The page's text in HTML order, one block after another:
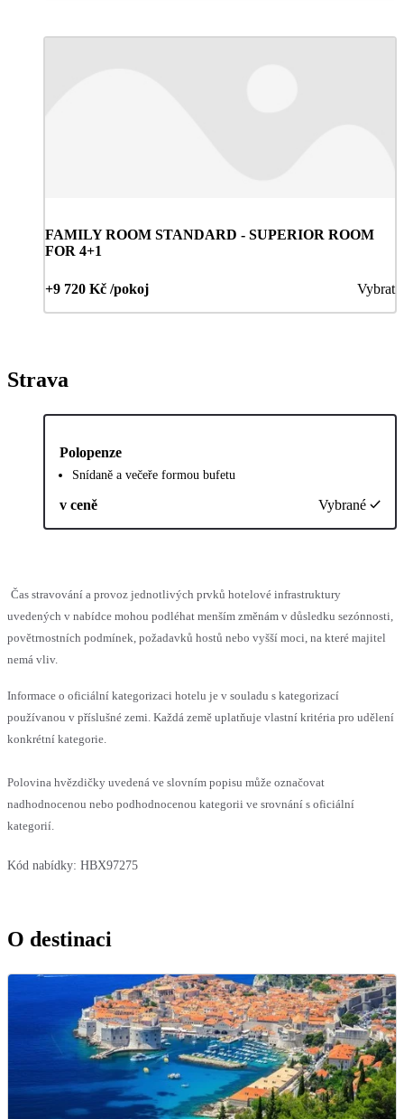
FAMILY ROOM STANDARD - SUPERIOR ROOM
FOR 4+1
+9 720 Kč /pokoj Vybrat
Strava
Polopenze
Snídaně a večeře formou bufetu
v ceně Vybrané
Čas stravování a provoz jednotlivých prvků hotelové infrastruktury
uvedených v nabídce mohou podléhat menším změnám v důsledku sezónnosti,
povětrnostních podmínek, požadavků hostů nebo vyšší moci, na které majitel
nemá vliv.
Informace o oficiální kategorizaci hotelu je v souladu s kategorizací
používanou v příslušné zemi. Každá země uplatňuje vlastní kritéria pro udělení
konkrétní kategorie.
Polovina hvězdičky uvedená ve slovním popisu může označovat
nadhodnocenou nebo podhodnocenou kategorii ve srovnání s oficiální
kategorií.
Kód nabídky: HBX97275
O destinaci